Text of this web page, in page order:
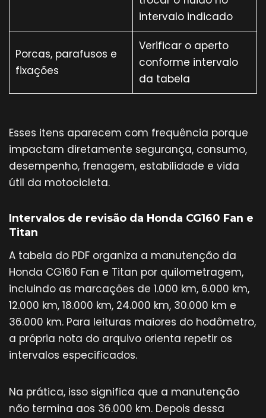
intervalo indicado
Porcas, parafusos e
fixações
Verificar o aperto
conforme intervalo
da tabela
Esses itens aparecem com frequência porque
impactam diretamente segurança, consumo,
desempenho, frenagem, estabilidade e vida
útil da motocicleta.
Intervalos de revisão da Honda CG160 Fan e
Titan
A tabela do PDF organiza a manutenção da
Honda CG160 Fan e Titan por quilometragem,
incluindo as marcações de 1.000 km, 6.000 km,
12.000 km, 18.000 km, 24.000 km, 30.000 km e
36.000 km. Para leituras maiores do hodômetro,
a própria nota do arquivo orienta repetir os
intervalos especificados.
Na prática, isso significa que a manutenção
não termina aos 36.000 km. Depois dessa